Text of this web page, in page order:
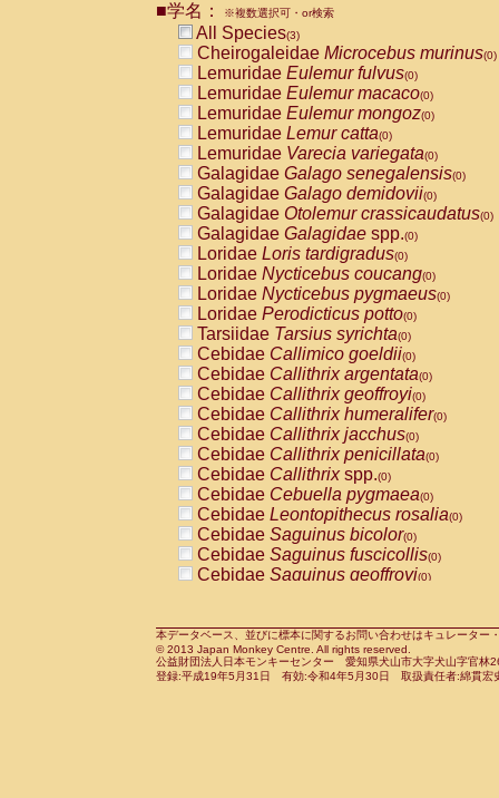
CebidaeCebus nigrivittatus
CebidaeCebus
CebidaeSaimiri boliviensis(0)
CebidaeSaimiri sciureus(0)
AtelidaeAlouatta caraya(0)
AtelidaeAlouatta fusca(0)
AtelidaeAlouatta seniculus
AtelidaeAlouattaspp.(0)
AtelidaeAteles belzebuth(0)
AtelidaeAteles geoffroyi(0)
AtelidaeAteles paniscus(0)
AtelidaeAtelesspp.(0)
Atelidae Lagothrix lagothricha
AtelidaeLagothrix lagothricha cana
PitheciidaeCacajao calvus
PitheciidaeCallicebus cupreus
PitheciidaeCallicebus donacophilus
PitheciidaeCallicebus moloch
PitheciidaeCallicebus torquatus
PitheciidaeCallicebusspp.(0)
PitheciidaeChiropotes satanas(0)
PitheciidaePithecia monachus
PitheciidaePithecia pithecia(0)
CercopithecidaeCercocebus agilis
CercopithecidaeCercocebus
CercopithecidaeCercocebus
CercopithecidaeCercocebus
CercopithecidaeCercocebus
CercopithecidaeCercocebushybrid
CercopithecidaePapio anubis(0)
CercopithecidaePapio cynocephalus
CercopithecidaePapio hamadryas(0)
■学名： ※複数選択可・or検索
All Species(3)
Cheirogaleidae Microcebus murinus(0)
Lemuridae Eulemur fulvus(0)
Lemuridae Eulemur macaco(0)
Lemuridae Eulemur mongoz(0)
Lemuridae Lemur catta(0)
Lemuridae Varecia variegata(0)
Galagidae Galago senegalensis(0)
Galagidae Galago demidovii(0)
Galagidae Otolemur crassicaudatus(0)
Galagidae Galagidae spp.(0)
Loridae Loris tardigradus(0)
Loridae Nycticebus coucang(0)
Loridae Nycticebus pygmaeus(0)
Loridae Perodicticus potto(0)
Tarsiidae Tarsius syrichta(0)
Cebidae Callimico goeldii(0)
Cebidae Callithrix argentata(0)
Cebidae Callithrix geoffroyi(0)
Cebidae Callithrix humeralifer(0)
Cebidae Callithrix jacchus(0)
Cebidae Callithrix penicillata(0)
Cebidae Callithrixspp.(0)
Cebidae Cebuella pygmaea(0)
Cebidae Leontopithecus rosalia(0)
Cebidae Saguinus bicolor(0)
Cebidae Saguinus fuscicollis(0)
Cebidae Saguinus geoffroyi(0)
CebidaeSaguinus leucopus(0)
CebidaeSaguinus midas(0)
Cebidae Saguinus mystax(0)
本データベース、並びに標本に関するお問い合わせはキュレータ
© 2013 Japan Monkey Centre. All rights reserved.
公益財団法人日本モンキーセンター 愛知県犬山市大字犬山字官
登録:平成19年5月31日 有効:令和4年5月30日 取扱責任者:綿貫宏